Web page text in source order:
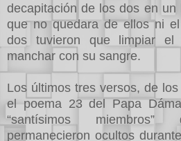
decapitación de los dos en un
que no quedara de ellos ni
dos tuvieron que limpiar
manchar con su sangre.
Los últimos tres versos, de
el poema 23 del Papa
“santísimos
permanecieron ocultos